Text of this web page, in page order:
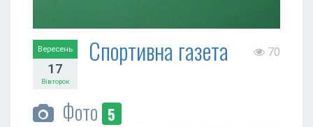
Вересень
17
Вівторок
Спортивна газета 70
Фото 5